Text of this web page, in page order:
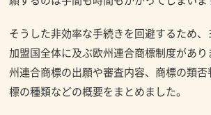
そうした非効率な手続きを回避するため
加盟国全体に及ぶ欧州連合商標制度があり
州連合商標の出願や審査内容、商標の類
標の種類などの概要をまとめました。